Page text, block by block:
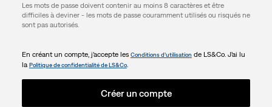
Les mots de passe doivent contenir au moins 8 caractères et être
difficiles à deviner - les mots de passe couramment utilisés ou risqués ne
sont pas autorisés.
En créant un compte, j’accepte les Conditions d’utilisation de LS&Co. J’ai lu
la Politique de confidentialité de LS&Co.
Créer un compte